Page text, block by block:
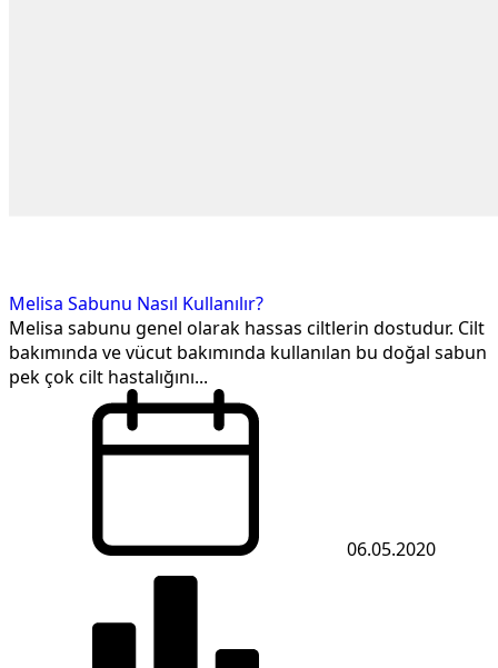
Melisa Sabunu Nasıl Kullanılır?
Melisa sabunu genel olarak hassas ciltlerin dostudur. Cilt
bakımında ve vücut bakımında kullanılan bu doğal sabun
pek çok cilt hastalığını...
06.05.2020